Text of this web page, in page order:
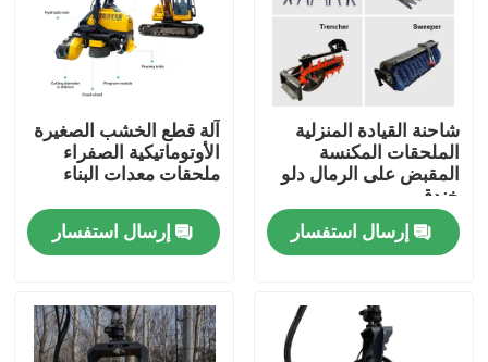
منزل
المنتجات
شاحنة القيادة المنزلية
الملحقات المكنسة
المقبض على الرمال دلو
خندق
إرسال استفسار
آلة قطع الخشب الصغيرة
الأوتوماتيكية الصفراء
ملحقات معدات البناء
إرسال استفسار